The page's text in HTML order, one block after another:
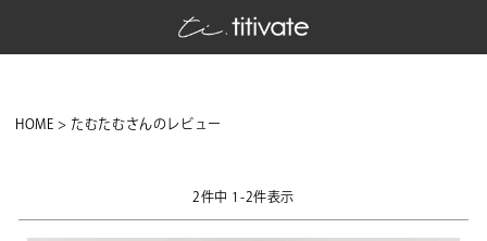
HOME たむたむさんのレビュー
2件中 1 -2件表示